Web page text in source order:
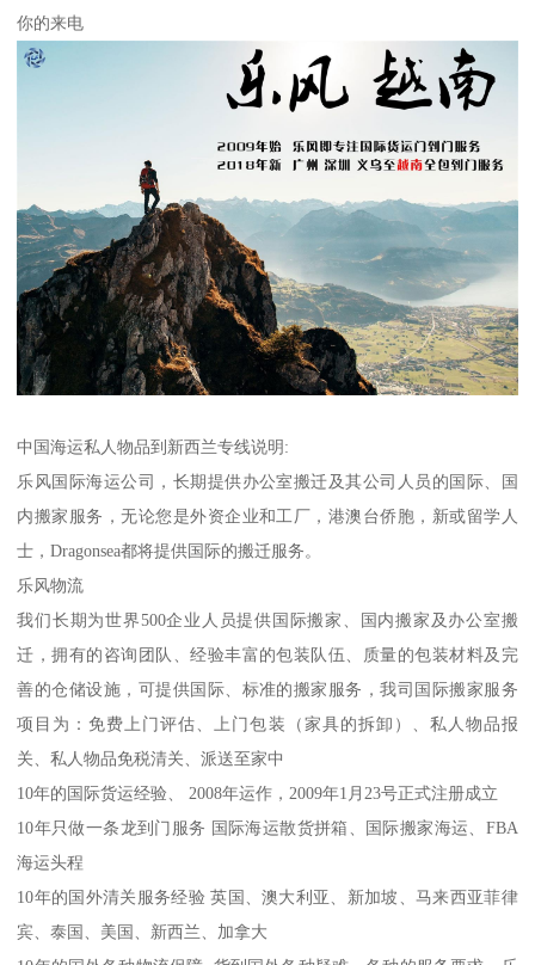
你的来电
中国海运私人物品到新西兰专线说明:
乐风国际海运公司，长期提供办公室搬迁及其公司人员的国际、国
内搬家服务，无论您是外资企业和工厂，港澳台侨胞，新或留学人
士，Dragonsea都将提供国际的搬迁服务。
乐风物流
我们长期为世界500企业人员提供国际搬家、国内搬家及办公室搬
迁，拥有的咨询团队、经验丰富的包装队伍、质量的包装材料及完
善的仓储设施，可提供国际、标准的搬家服务，我司国际搬家服务
项目为：免费上门评估、上门包装（家具的拆卸）、私人物品报
关、私人物品免税清关、派送至家中
10年的国际货运经验、 2008年运作，2009年1月23号正式注册成立
10年只做一条龙到门服务 国际海运散货拼箱、国际搬家海运、FBA
海运头程
10年的国外清关服务经验 英国、澳大利亚、新加坡、马来西亚菲律
宾、泰国、美国、新西兰、加拿大